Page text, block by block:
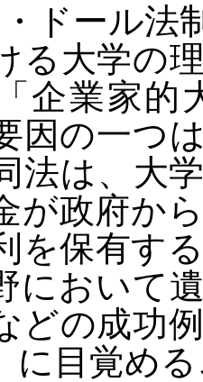
・ドール法
る大学の
企業家的
因の一つ
法は、大
が政府か
を保有す
において
どの成功
に目覚め